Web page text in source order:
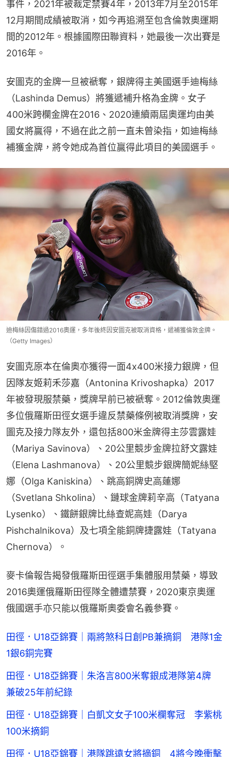
事件，2021年被裁定禁賽4年，2013年7月至2015年
12月期間成績被取消，如今再追溯至包含倫敦奧運期
間的2012年。根據國際田聯資料，她最後一次出賽是
2016年。
安圖克的金牌一旦被褫奪，銀牌得主美國選手迪梅絲
（Lashinda Demus）將獲遞補升格為金牌。女子
400米跨欄金牌在2016、2020連續兩屆奧運均由美
國女將贏得，不過在此之前一直未曾染指，如迪梅絲
補獲金牌，將令她成為首位贏得此項目的美國選手。
迪梅絲因傷錯過2016奧運，多年後終因安圖克被取消資格，遞補獲倫敦金牌。
（Getty Images）
安圖克原本在倫奧亦獲得一面4x400米接力銀牌，但
因隊友姬莉禾莎嘉（Antonina Krivoshapka）2017
年被發現服禁藥，獎牌早前已被褫奪。2012倫敦奧運
多位俄羅斯田徑女選手違反禁藥條例被取消獎牌，安
圖克及接力隊友外，還包括800米金牌得主莎雲露娃
（Mariya Savinova）、20公里競步金牌拉舒文露娃
（Elena Lashmanova）、20公里競步銀牌簡妮絲堅
娜（Olga Kaniskina）、跳高銅牌史高蓮娜
（Svetlana Shkolina）、鏈球金牌莉辛高（Tatyana
Lysenko）、鐵餅銀牌比絲查妮高娃（Darya
Pishchalnikova）及七項全能銅牌捷露娃（Tatyana
Chernova）。
麥卡倫報告揭發俄羅斯田徑選手集體服用禁藥，導致
2016奧運俄羅斯田徑隊全體遭禁賽，2020東京奧運
俄國選手亦只能以俄羅斯奧委會名義參賽。
田徑．U18亞錦賽｜兩將煞科日創PB兼摘銅 港隊1金
1銀6銅完賽
田徑．U18亞錦賽｜朱洛言800米奪銀成港隊第4牌
兼破25年前紀錄
田徑．U18亞錦賽｜白凱文女子100米欄奪冠 李紫桃
100米摘銅
田徑．U18亞錦賽｜港隊跳遠女將摘銅 4將今晚衝擊